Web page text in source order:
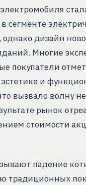
сегменте
однако дизайн
Многие
покупатели
и
вызвало волну
рынок
стоимости
падение
традиционных